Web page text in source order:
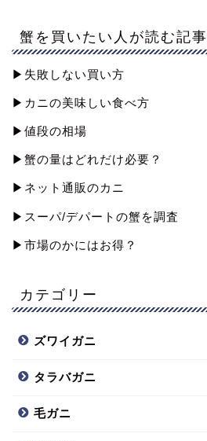
蟹を買いたい人が読む記事
▶︎失敗しない買い方
▶︎カニの美味しい食べ方
▶︎値段の相場
▶︎蟹の量はどれだけ必要？
▶︎ネット通販のカニ
▶︎スーパ/デパートの蟹を調査
▶︎市場のかにはお得？
カテゴリー
ズワイガニ
タラバガニ
毛ガニ